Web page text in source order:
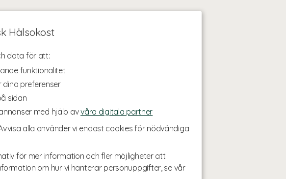
Hälsokost
data för att:
funktionalitet
dina preferenser
sidan
med hjälp avvåra digitala partner
alla använder vi endast cookies för nödvändiga
för mer information och fler möjligheter att
om hur vi hanterar personuppgifter, se vår